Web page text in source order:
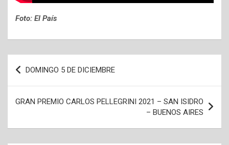
Foto: El País
Navegación
de
entradas
DOMINGO 5 DE DICIEMBRE
GRAN PREMIO CARLOS PELLEGRINI 2021 – SAN ISIDRO
– BUENOS AIRES